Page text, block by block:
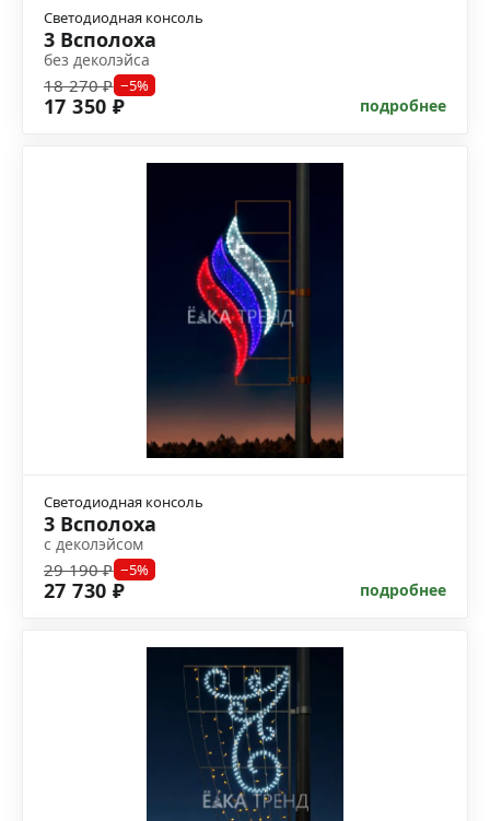
Светодиодная консоль
3 Всполоха
без деколэйса
18 270 ₽ −5%
17 350 ₽ подробнее
Светодиодная консоль
3 Всполоха
с деколэйсом
29 190 ₽ −5%
27 730 ₽ подробнее